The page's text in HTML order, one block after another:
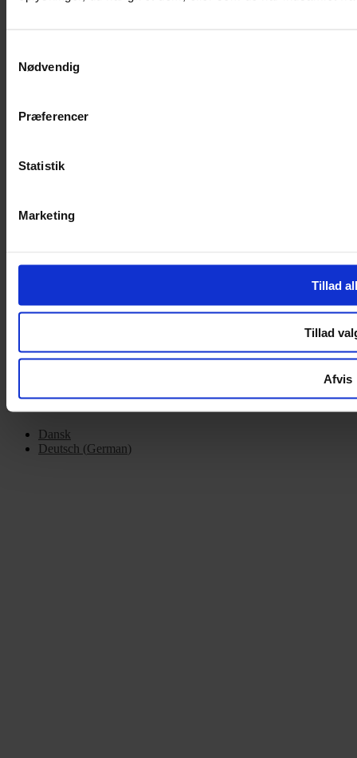
Nødvendig
Præferencer
Statistik
Marketing
Tillad
Tillad
Afvis
Facebook-f
Instagram
Handelsbetingelser
Om Yarn Every Wear
Mandag – Fredag 10:00 – 17:30
Copyright © 2022.Design & hosting by Webhuset Ballum ApS
Dansk
Deutsch (German)